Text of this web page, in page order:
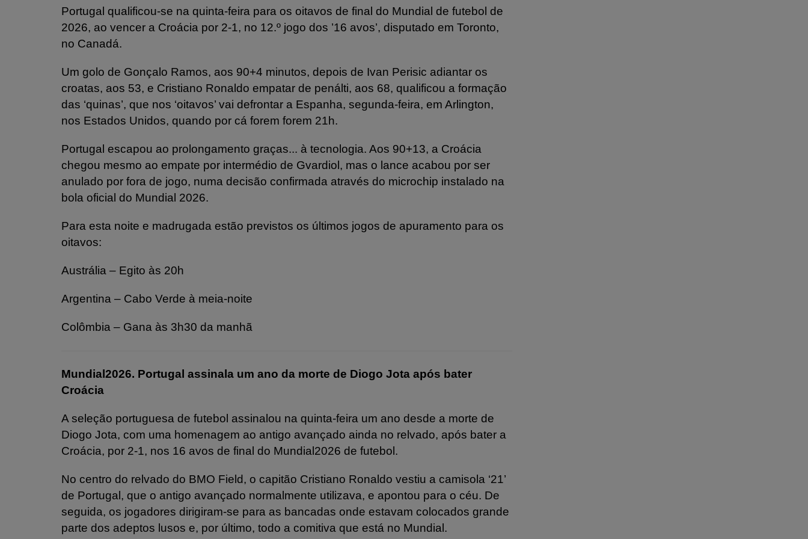
Portugal qualificou-se na quinta-feira para os oitavos de final do Mundial de futebol de
2026, ao vencer a Croácia por 2-1, no 12.º jogo dos ’16 avos’, disputado em Toronto,
no Canadá.
Um golo de Gonçalo Ramos, aos 90+4 minutos, depois de Ivan Perisic adiantar os
croatas, aos 53, e Cristiano Ronaldo empatar de penálti, aos 68, qualificou a formação
das ‘quinas’, que nos ‘oitavos’ vai defrontar a Espanha, segunda-feira, em Arlington,
nos Estados Unidos, quando por cá forem forem 21h.
Portugal escapou ao prolongamento graças... à tecnologia. Aos 90+13, a Croácia
chegou mesmo ao empate por intermédio de Gvardiol, mas o lance acabou por ser
anulado por fora de jogo, numa decisão confirmada através do microchip instalado na
bola oficial do Mundial 2026.
Para esta noite e madrugada estão previstos os últimos jogos de apuramento para os
oitavos:
Austrália – Egito às 20h
Argentina – Cabo Verde à meia-noite
Colômbia – Gana às 3h30 da manhã
Mundial2026. Portugal assinala um ano da morte de Diogo Jota após bater
Croácia
A seleção portuguesa de futebol assinalou na quinta-feira um ano desde a morte de
Diogo Jota, com uma homenagem ao antigo avançado ainda no relvado, após bater a
Croácia, por 2-1, nos 16 avos de final do Mundial2026 de futebol.
No centro do relvado do BMO Field, o capitão Cristiano Ronaldo vestiu a camisola ‘21’
de Portugal, que o antigo avançado normalmente utilizava, e apontou para o céu. De
seguida, os jogadores dirigiram-se para as bancadas onde estavam colocados grande
parte dos adeptos lusos e, por último, todo a comitiva que está no Mundial.